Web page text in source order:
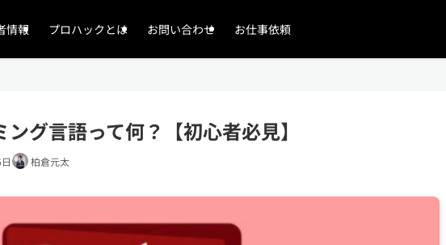
情報 プロハックとは お問い合わせ お仕事依頼
グ言語って何？【初心者必見】
柏倉元太